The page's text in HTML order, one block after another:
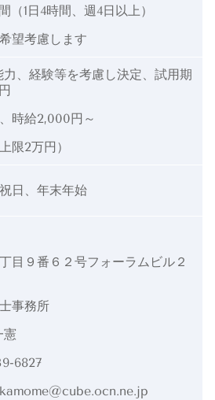
（1日4時間、週4日以上）
望考慮します
力、経験等を考慮し決定、試用期
時給2,000円～
限2万円）
日、年末年始
目９番６２号フォーラムビル２
事務所
憲
6827